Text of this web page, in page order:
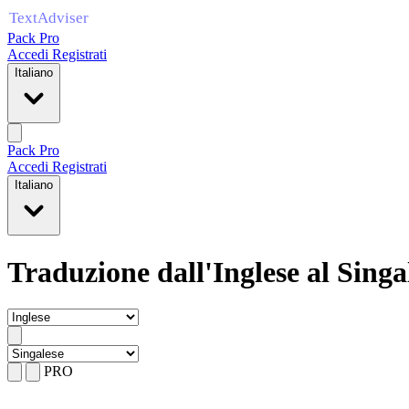
Pack Pro
Accedi Registrati
Italiano
Pack Pro
Accedi Registrati
Italiano
Traduzione dall'Inglese al
PRO